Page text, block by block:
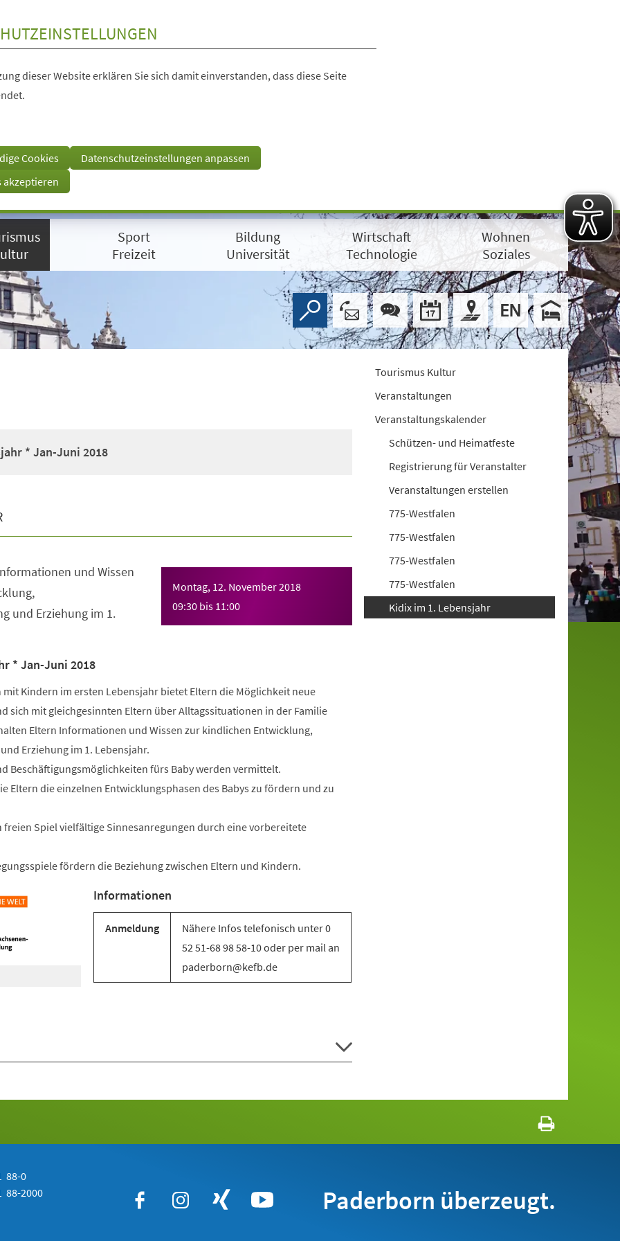
dieser Website erklären Sie sich damit einverstanden, dass diese Seite
Cookies
Datenschutzeinstellungen anpassen
akzeptieren
Sport
Freizeit
Bildung
Universität
Wirtschaft
Technologie
Wohnen
Soziales
* Jan-Juni 2018
Montag, 12. November 2018
09:30 bis 11:00
und Wissen
und Erziehung im 1.
* Jan-Juni 2018
mit Kindern im ersten Lebensjahr bietet Eltern die Möglichkeit neue
sich mit gleichgesinnten Eltern über Alltagssituationen in der Familie
Eltern Informationen und Wissen zur kindlichen Entwicklung,
Erziehung im 1. Lebensjahr.
Beschäftigungsmöglichkeiten fürs Baby werden vermittelt.
Eltern die einzelnen Entwicklungsphasen des Babys zu fördern und zu
freien Spiel vielfältige Sinnesanregungen durch eine vorbereitete
fördern die Beziehung zwischen Eltern und Kindern.
Informationen
Anmeldung
Nähere Infos telefonisch unter 0
52 51-68 98 58-10 oder per mail an
paderborn@kefb.de
Tourismus Kultur
Veranstaltungen
Veranstaltungskalender
Schützen- und Heimatfeste
Registrierung für Veranstalter
Veranstaltungen erstellen
775-Westfalen
775-Westfalen
775-Westfalen
775-Westfalen
Kidix im 1. Lebensjahr
88-0
88-2000 Paderborn überzeugt.